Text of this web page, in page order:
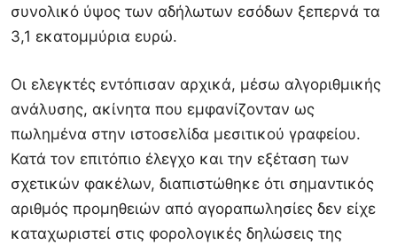
συνολικό ύψος των αδήλωτων εσόδων ξεπερνά τα
3,1 εκατομμύρια ευρώ.
Οι ελεγκτές εντόπισαν αρχικά, μέσω αλγοριθμικής
ανάλυσης, ακίνητα που εμφανίζονταν ως
πωλημένα στην ιστοσελίδα μεσιτικού γραφείου.
Κατά τον επιτόπιο έλεγχο και την εξέταση των
σχετικών φακέλων, διαπιστώθηκε ότι σημαντικός
αριθμός προμηθειών από αγοραπωλησίες δεν είχε
καταχωριστεί στις φορολογικές δηλώσεις της